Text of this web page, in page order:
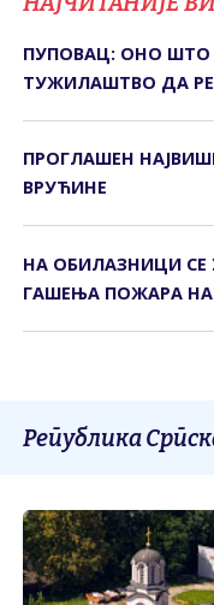
ПУПОВАЦ: ОНО ШТО
ТУЖИЛАШТВО ДА
ПРОГЛАШЕН
ВРУЋИНЕ
НА ОБИЛАЗНИЦИ СЕ
ГАШЕЊА ПОЖАРА
Република